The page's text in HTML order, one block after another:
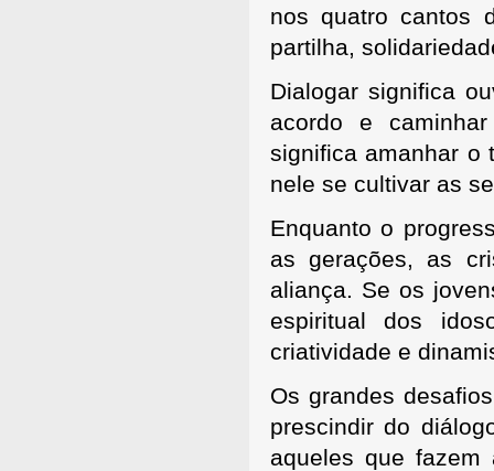
nos quatro cantos
partilha,
Dialogar significa
acordo e
significa amanhar o
nele se cultivar as
Enquanto o
as gerações, as
aliança. Se os
espiritual dos
criatividade e
Os grandes
prescindir do
aqueles que